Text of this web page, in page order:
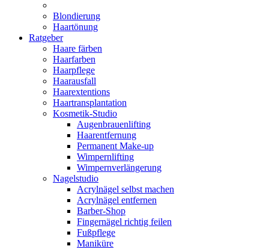
Blondierung
Haartönung
Ratgeber
Haare färben
Haarfarben
Haarpflege
Haarausfall
Haarextentions
Haartransplantation
Kosmetik-Studio
Augenbrauenlifting
Haarentfernung
Permanent Make-up
Wimpernlifting
Wimpernverlängerung
Nagelstudio
Acrylnägel selbst machen
Acrylnägel entfernen
Barber-Shop
Fingernägel richtig feilen
Fußpflege
Maniküre